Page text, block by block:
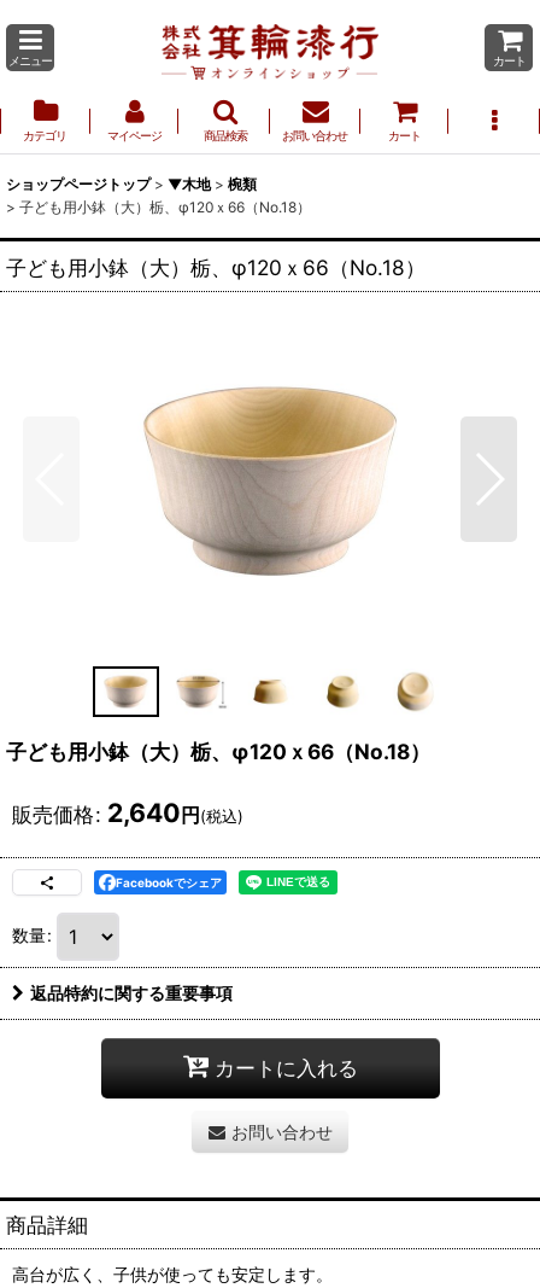
メニュー カート
カテゴリ マイページ 商品検索 お問い合わせ カート
ショップページトップ > ▼木地 > 椀類
> 子ども用小鉢（大）栃、φ120ｘ66（No.18）
子ども用小鉢（大）栃、φ120ｘ66（No.18）
子ども用小鉢（大）栃、φ120ｘ66（No.18）
販売価格: 2,640円(税込)
Facebookでシェア
数量:
返品特約に関する重要事項
カートに入れる
お問い合わせ
商品詳細
高台が広く、子供が使っても安定します。